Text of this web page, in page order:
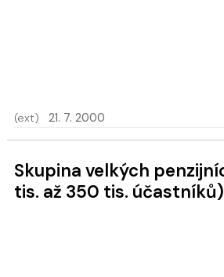
(ext) 21. 7. 2000
Skupina velkých penzijních fondů (75
tis. až 350 tis. účastníků)